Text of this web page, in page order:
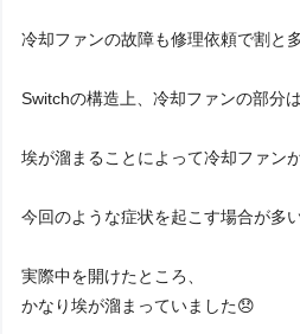
冷却ファンの故障も修理依頼で割と
Switchの構造上、冷却ファンの部分
埃が溜まることによって冷却ファン
今回のような症状を起こす場合が多
実際中を開けたところ、
かなり埃が溜まっていました😞